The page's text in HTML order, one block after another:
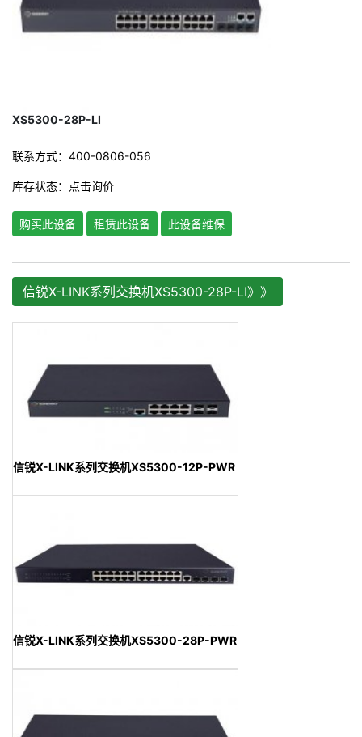
XS5300-28P-LI
联系方式：400-0806-056
库存状态： 点击询价
购买此设备 租赁此设备 此设备维保
信锐X-LINK系列交换机XS5300-28P-LI》》
信锐X-LINK系列交换机XS5300-12P-PWR
信锐X-LINK系列交换机XS5300-28P-PWR